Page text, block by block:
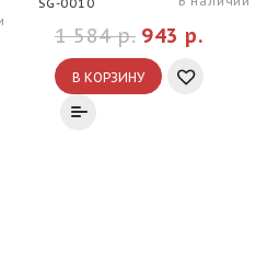
SG-0010
943 р.
1 584 р.
В КОРЗИНУ